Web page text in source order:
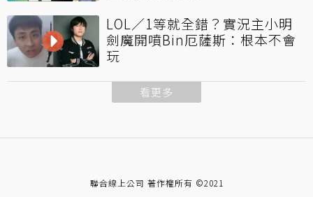
LOL／1等就全錯？實況主小明
劍魔開噴Bin厄薩斯：根本不會
玩
看更多
聯合線上公司 著作權所有 ©2021